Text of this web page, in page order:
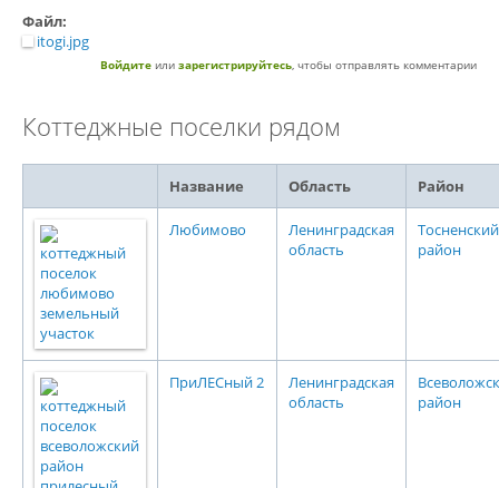
Файл:
itogi.jpg
Войдите или зарегистрируйтесь, чтобы отправлять комментарии
Коттеджные поселки рядом
Название Область Район
Любимово
Ленинградская
область
Тосненский
район
ПриЛЕСный 2
Ленинградская
область
район